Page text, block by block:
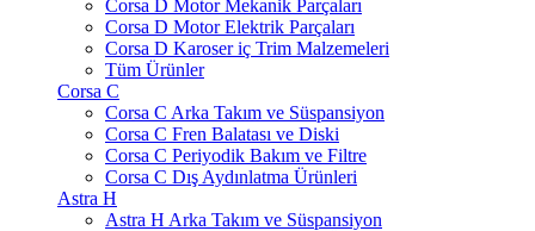
Corsa D Motor Mekanik Parçaları
Corsa D Motor Elektrik Parçaları
Corsa D Karoser iç Trim Malzemeleri
Tüm Ürünler
Corsa C
Corsa C Arka Takım ve Süspansiyon
Corsa C Fren Balatası ve Diski
Corsa C Periyodik Bakım ve Filtre
Corsa C Dış Aydınlatma Ürünleri
Astra H
Astra H Arka Takım ve Süspansiyon